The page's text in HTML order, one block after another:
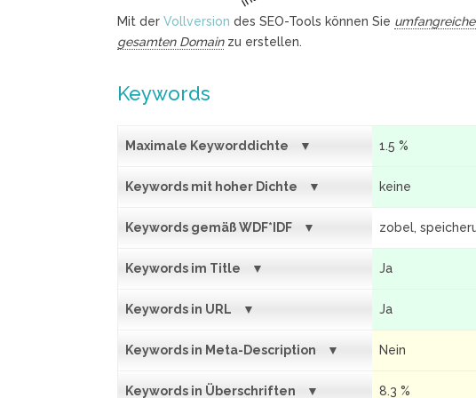
Mit der Vollversion des SEO-Tools können Sie
gesamten Domainzu erstellen.
Keywords
Maximale Keyworddichte 1.5 %
Keywords mit hoher Dichte keine
Keywords gemäß WDF*IDF zobel,
Keywords im Title Ja
Keywords in URL Ja
Keywords in Meta-Description Nein
Keywords in Überschriften 8.3 %